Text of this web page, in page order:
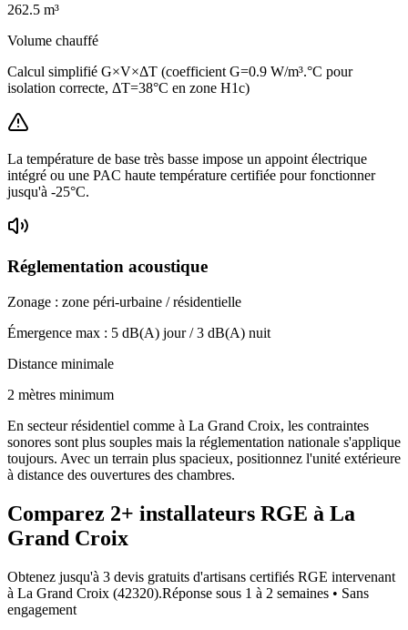
262.5 m³
Volume chauffé
Calcul simplifié G×V×ΔT (coefficient G=0.9 W/m³.°C pour
isolation correcte, ΔT=38°C en zone H1c)
La température de base très basse impose un appoint électrique
intégré ou une PAC haute température certifiée pour fonctionner
jusqu'à -25°C.
Réglementation acoustique
Zonage : zone péri-urbaine / résidentielle
Émergence max : 5 dB(A) jour /3 dB(A) nuit
Distance minimale
2 mètres minimum
En secteur résidentiel comme à La Grand Croix, les contraintes
sonores sont plus souples mais la réglementation nationale s'applique
toujours. Avec un terrain plus spacieux, positionnez l'unité extérieure
à distance des ouvertures des chambres.
Comparez 2+ installateurs RGE à La
Grand Croix
Obtenez jusqu'à 3 devis gratuits d'artisans certifiés RGE intervenant
à La Grand Croix (42320).Réponse sous 1 à 2 semaines • Sans
engagement